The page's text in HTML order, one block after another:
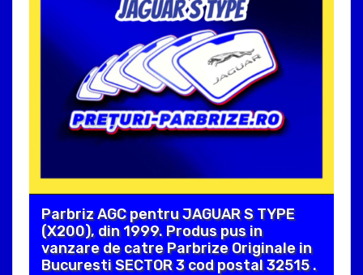
Parbriz AGC pentru JAGUAR S TYPE
(X200), din 1999. Produs pus in
vanzare de catre Parbrize Originale in
Bucuresti SECTOR 3 cod postal 32515 .